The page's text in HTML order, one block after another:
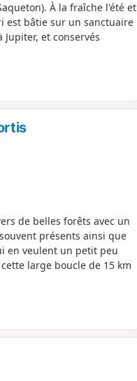
À la fraîche l'été et
est bâtie sur un sanctuaire
et conservés
de belles forêts avec un
présents ainsi que
en veulent un petit peu
large boucle de 15 km